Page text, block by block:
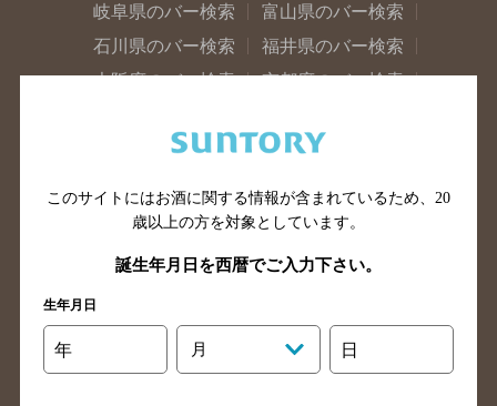
岐阜県のバー検索
富山県のバー検索
石川県のバー検索
福井県のバー検索
大阪府のバー検索
京都府のバー検索
滋賀県のバー検索
和歌山県のバー検索
山口県のバー検索
鳥取県のバー検索
島根県のバー検索
徳島県のバー検索
高知県のバー検索
福岡県のバー検索
長崎県のバー検索
佐賀県のバー検索
このサイトにはお酒に関する情報が含まれているため、 20
歳以上の方を対象としています。
誕生年月日を西暦でご入力下さい。
生年月日
年 月 日